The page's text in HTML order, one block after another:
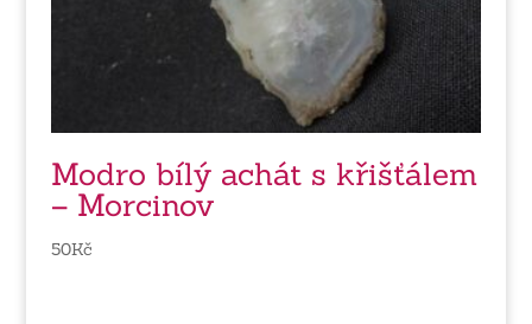
Modro bílý achát s křišťálem
– Morcinov
50Kč